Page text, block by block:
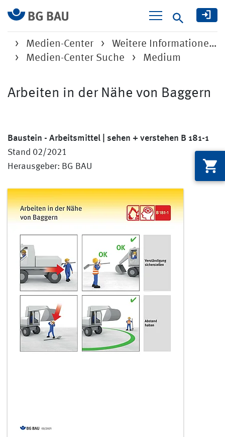
Suche
Medien-Center
Weitere Informatione…
Medien-Center Suche
Medium
Arbeiten in der Nähe von Baggern
Baustein - Arbeitsmittel | sehen + verstehen B 181-1
Stand 02/2021
Herausgeber: BG BAU